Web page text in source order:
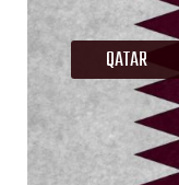
QATAR